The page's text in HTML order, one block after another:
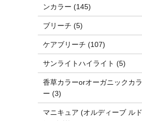
ンカラー (145)
ブリーチ (5)
ケアブリーチ (107)
サンライトハイライト (5)
香草カラーorオーガニックカラ
ー (3)
マニキュア (オルディーブ ルド